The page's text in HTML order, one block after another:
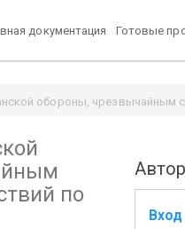
документация Готовые
обороны, чрезвычайным
по
Вход